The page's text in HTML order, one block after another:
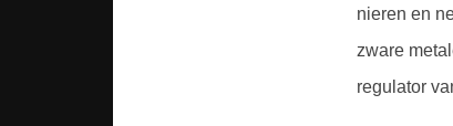
nieren en
zware
regulator